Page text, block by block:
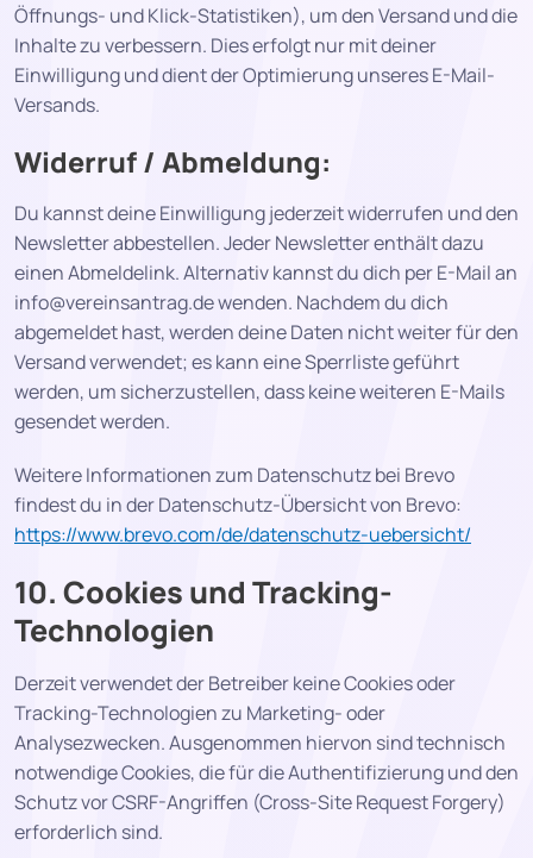
Öffnungs- und Klick-Statistiken), um den Versand und die
Inhalte zu verbessern. Dies erfolgt nur mit deiner
Einwilligung und dient der Optimierung unseres E-Mail-
Versands.
Widerruf / Abmeldung:
Du kannst deine Einwilligung jederzeit widerrufen und den
Newsletter abbestellen. Jeder Newsletter enthält dazu
einen Abmeldelink. Alternativ kannst du dich per E-Mail an
info@vereinsantrag.de wenden. Nachdem du dich
abgemeldet hast, werden deine Daten nicht weiter für den
Versand verwendet; es kann eine Sperrliste geführt
werden, um sicherzustellen, dass keine weiteren E-Mails
gesendet werden.
Weitere Informationen zum Datenschutz bei Brevo
findest du in der Datenschutz-Übersicht von Brevo:
https://www.brevo.com/de/datenschutz-uebersicht/
10. Cookies und Tracking-
Technologien
Derzeit verwendet der Betreiber keine Cookies oder
Tracking-Technologien zu Marketing- oder
Analysezwecken. Ausgenommen hiervon sind technisch
notwendige Cookies, die für die Authentifizierung und den
Schutz vor CSRF-Angriffen (Cross-Site Request Forgery)
erforderlich sind.